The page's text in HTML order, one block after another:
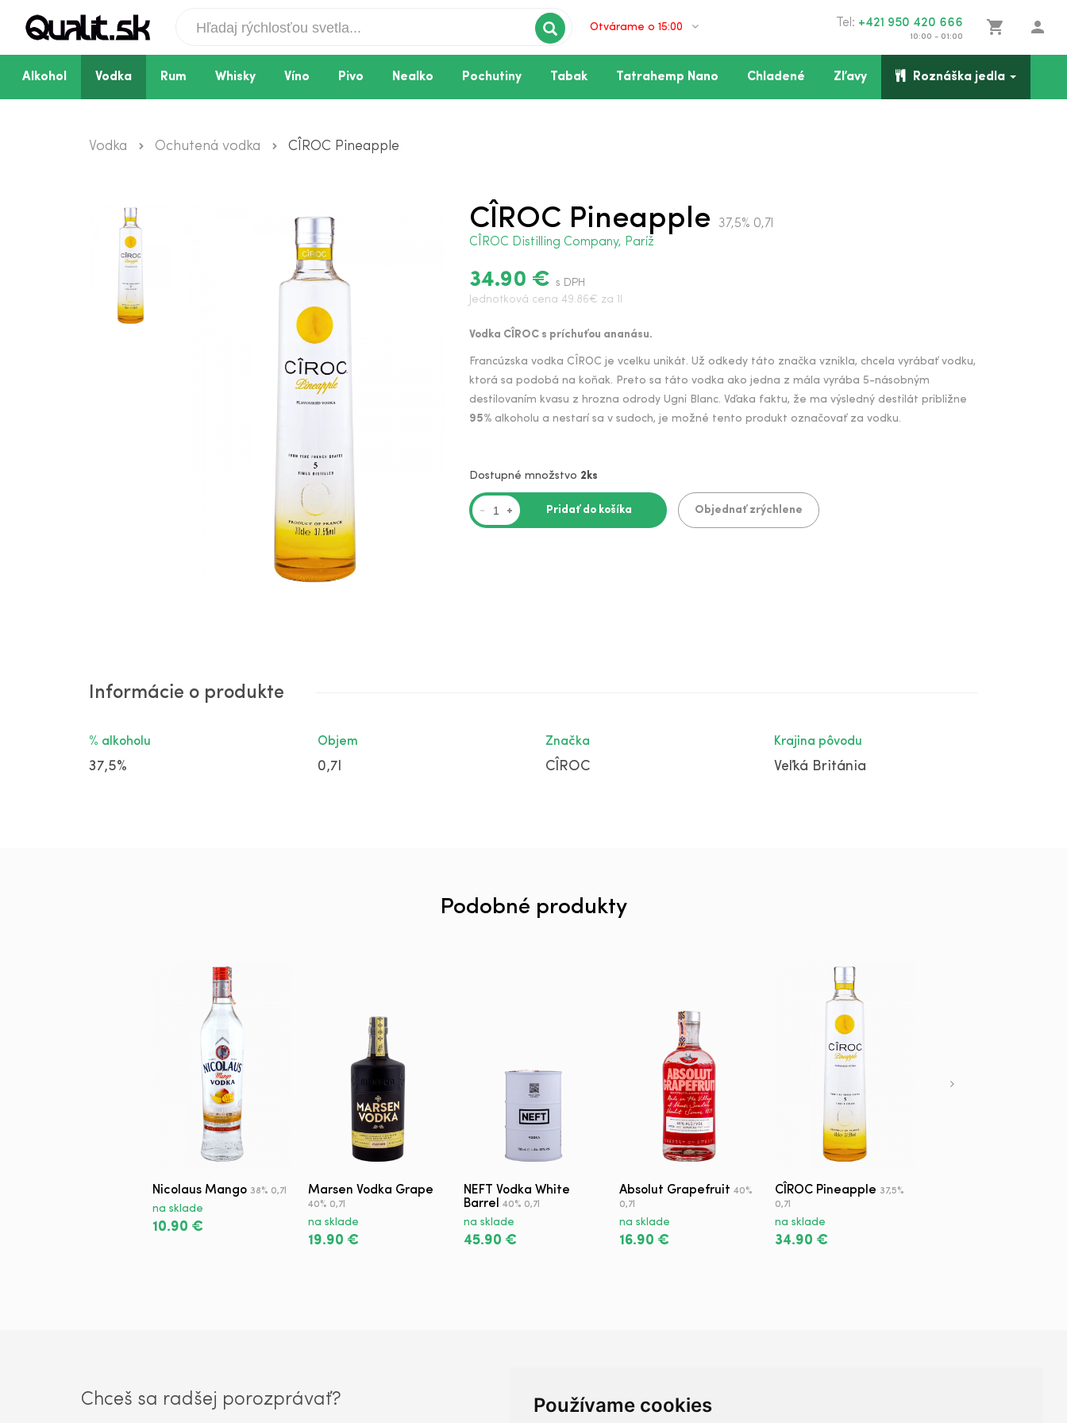
Používame cookies
Otvárame o 15:00 Tel: +421 950 420 666
10:00 - 01:00
shopping_cart person
Alkohol Vodka Rum Whisky Víno Pivo Nealko Pochutiny Tabak Tatrahemp Nano Chladené Zľavy Roznáška jedla
Vodka Ochutená vodka CÎROC Pineapple
CÎROC Pineapple
37,5% 0,7l
CÎROC Distilling Company, Paríž
34.90 €s DPH
Jednotková cena 49.86€ za 1l
Vodka CÎROC s príchuťou ananásu.
Francúzska vodka CÎROC je vcelku unikát. Už odkedy táto značka vznikla, chcela vyrábať vodku,
ktorá sa podobá na koňak. Preto sa táto vodka ako jedna z mála vyrába 5-násobným
destilovaním kvasu z hrozna odrody Ugni Blanc. Vďaka faktu, že ma výsledný destilát približne
95% alkoholu a nestarí sa v sudoch, je možné tento produkt označovať za vodku.
Dostupné množstvo 2ks
- + Pridať do košíka Objednať zrýchlene
Informácie o produkte
% alkoholu
37,5%
Objem
0,7l
Značka
CÎROC
Krajina pôvodu
Veľká Británia
Podobné produkty
Nicolaus Mango 38% 0,7l
na sklade
10.90 €
Marsen Vodka Grape
40% 0,7l
na sklade
19.90 €
NEFT Vodka White
Barrel
40% 0,7l
na sklade
45.90 €
Absolut Grapefruit 40%
0,7l
na sklade
16.90 €
CÎROC Pineapple 37,5%
0,7l
na sklade
34.90 €
Chceš sa radšej porozprávať?